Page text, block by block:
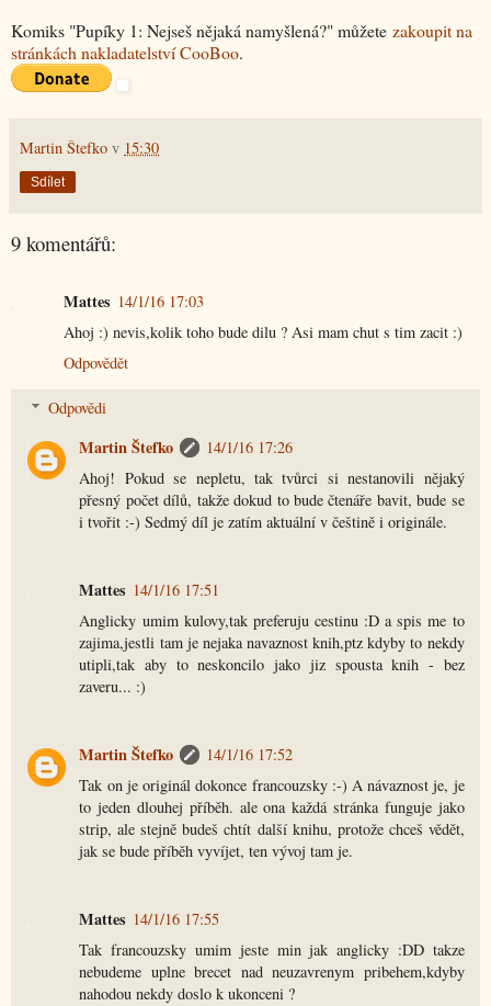
Komiks "Pupíky 1: Nejseš nějaká namyšlená?" můžete zakoupit na
stránkách nakladatelství CooBoo.
Martin Štefko v 15:30
Sdílet
9 komentářů:
Mattes 14/1/16 17:03
Ahoj :) nevis,kolik toho bude dilu ? Asi mam chut s tim zacit :)
Odpovědět
Odpovědi
Martin Štefko
14/1/16 17:26
Ahoj! Pokud se nepletu, tak tvůrci si nestanovili nějaký
přesný počet dílů, takže dokud to bude čtenáře bavit, bude se
i tvořit :-) Sedmý díl je zatím aktuální v češtině i originále.
Mattes 14/1/16 17:51
Anglicky umim kulovy,tak preferuju cestinu :D a spis me to
zajima,jestli tam je nejaka navaznost knih,ptz kdyby to nekdy
utipli,tak aby to neskoncilo jako jiz spousta knih - bez
zaveru... :)
Martin Štefko
14/1/16 17:52
Tak on je originál dokonce francouzsky :-) A návaznost je, je
to jeden dlouhej příběh. ale ona každá stránka funguje jako
strip, ale stejně budeš chtít další knihu, protože chceš vědět,
jak se bude příběh vyvíjet, ten vývoj tam je.
Mattes 14/1/16 17:55
Tak francouzsky umim jeste min jak anglicky :DD takze
nebudeme uplne brecet nad neuzavrenym pribehem,kdyby
nahodou nekdy doslo k ukonceni ?